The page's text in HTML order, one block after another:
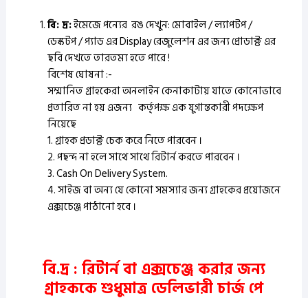
বি: দ্র:ইমেজে পন্যের রঙ দেখুন: মোবাইল / ল্যাপটপ /
ডেস্কটপ / প্যাড এর Display রেজুলেশন এর জন্য প্রোডাক্ট এর
ছবি দেখতে তারতম্য হতে পারে !
বিশেষ ঘোষনা :-
সম্মানিত গ্রাহকেরা অনলাইন কেনাকাটায় যাতে কোনোভাবে
প্রতারিত না হয় এজন্য কর্তৃপক্ষ এক যুগান্তকারী পদক্ষেপ
নিয়েছে
1. গ্রাহক প্রডাক্ট চেক করে নিতে পারবেন ।
2. পছন্দ না হলে সাথে সাথে রিটার্ন করতে পারবেন ।
3. Cash On Delivery System.
4. সাইজ বা অন্য যে কোনো সমস্যার জন্য গ্রাহকের প্রয়োজনে
এক্সচেঞ্জ পাঠানো হবে ।
বি.দ্র : রিটার্ন বা এক্সচেঞ্জ করার জন্য
গ্রাহককে শুধুমাত্র ডেলিভারী চার্জ পে